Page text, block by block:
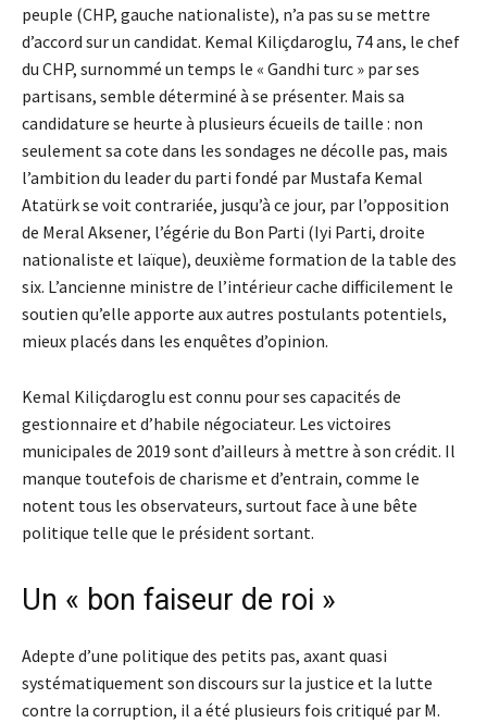
peuple (CHP, gauche nationaliste), n’a pas su se mettre
d’accord sur un candidat. Kemal Kiliçdaroglu, 74 ans, le chef
du CHP, surnommé un temps le « Gandhi turc » par ses
partisans, semble déterminé à se présenter. Mais sa
candidature se heurte à plusieurs écueils de taille : non
seulement sa cote dans les sondages ne décolle pas, mais
l’ambition du leader du parti fondé par Mustafa Kemal
Atatürk se voit contrariée, jusqu’à ce jour, par l’opposition
de Meral Aksener, l’égérie du Bon Parti (Iyi Parti, droite
nationaliste et laïque), deuxième formation de la table des
six. L’ancienne ministre de l’intérieur cache difficilement le
soutien qu’elle apporte aux autres postulants potentiels,
mieux placés dans les enquêtes d’opinion.
Kemal Kiliçdaroglu est connu pour ses capacités de
gestionnaire et d’habile négociateur. Les victoires
municipales de 2019 sont d’ailleurs à mettre à son crédit. Il
manque toutefois de charisme et d’entrain, comme le
notent tous les observateurs, surtout face à une bête
politique telle que le président sortant.
Un « bon faiseur de roi »
Adepte d’une politique des petits pas, axant quasi
systématiquement son discours sur la justice et la lutte
contre la corruption, il a été plusieurs fois critiqué par M.